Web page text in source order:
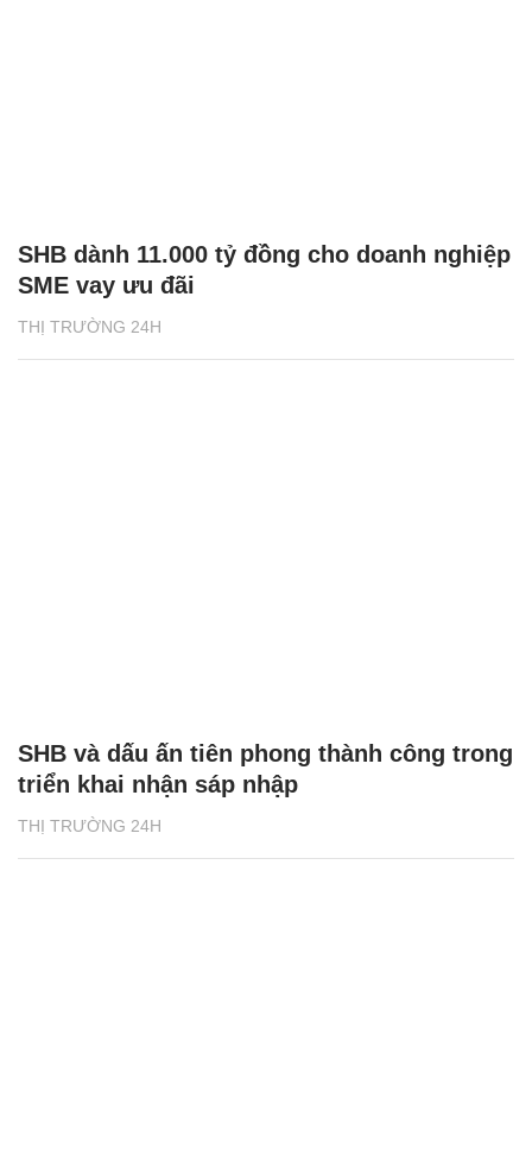
THỊ TRƯỜNG 24H
SHB dành 11.000 tỷ đồng cho doanh nghiệp
SME vay ưu đãi
THỊ TRƯỜNG 24H
SHB và dấu ấn tiên phong thành công trong
triển khai nhận sáp nhập